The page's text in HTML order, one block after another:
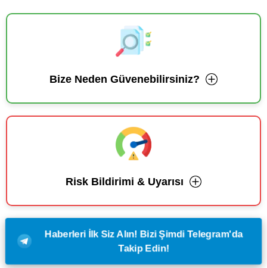
Bize Neden Güvenebilirsiniz?
Risk Bildirimi & Uyarısı
Haberleri İlk Siz Alın! Bizi Şimdi Telegram'da
Takip Edin!